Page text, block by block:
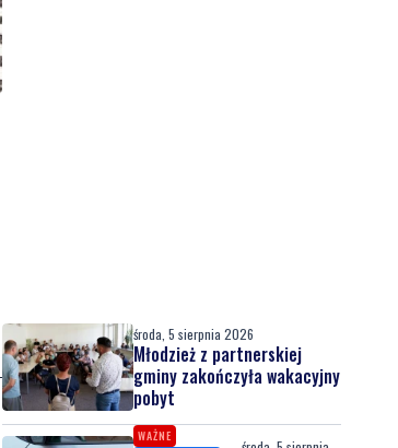
środa, 5 sierpnia 2026
Młodzież z partnerskiej
gminy zakończyła wakacyjny
pobyt
WAŻNE